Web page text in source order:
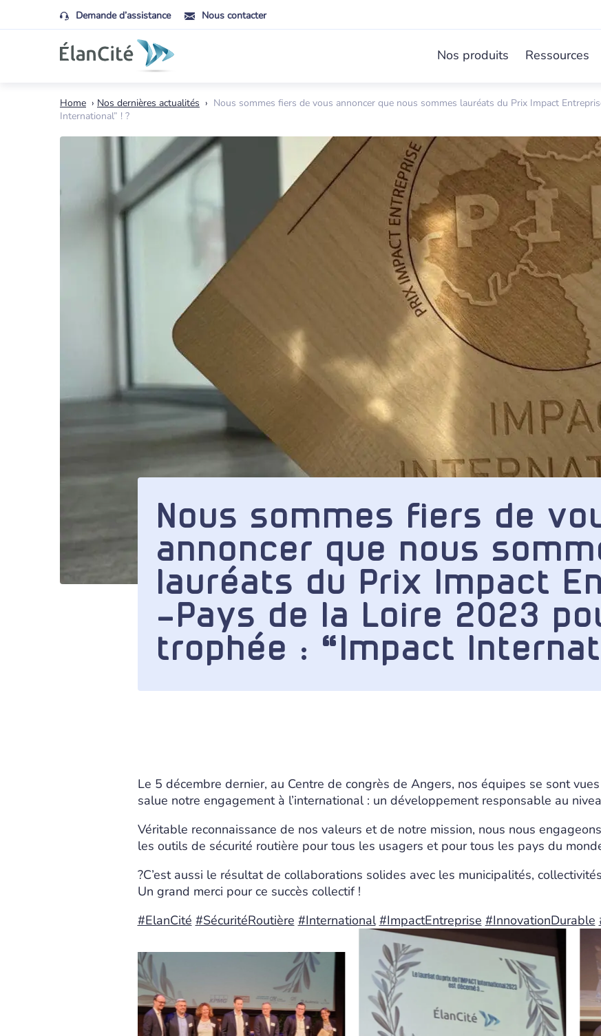
Demande d’assistance Nous contacter
Nos produits Ressources
Home › Nos dernières actualités › Nous sommes fiers de vous annoncer que nous sommes lauréats du Prix Impact
International” ! ?
Nous sommes fiers de
annoncer que nous
lauréats du Prix Impact
-Pays de la Loire 2023
trophée : “Impact
Le 5 décembre dernier, au Centre de congrès de Angers, nos équipes se sont
salue notre engagement à l’international : un développement responsable au
Véritable reconnaissance de nos valeurs et de notre mission, nous nous
les outils de sécurité routière pour tous les usagers et pour tous les pays du
?C’est aussi le résultat de collaborations solides avec les municipalités,
Un grand merci pour ce succès collectif !
#ElanCité #SécuritéRoutière #International #ImpactEntreprise #InnovationDurable